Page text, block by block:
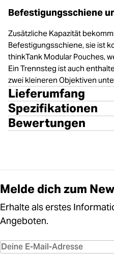
Befestigungsschiene
Zusätzliche Kapazität
Befestigungsschiene, sie ist
thinkTank Modular Pouches,
Ein Trennsteg ist auch
zwei kleineren Objektiven
Lieferumfang
Spezifikationen
Bewertungen
Melde dich zum
Erhalte als erstes
Angeboten.